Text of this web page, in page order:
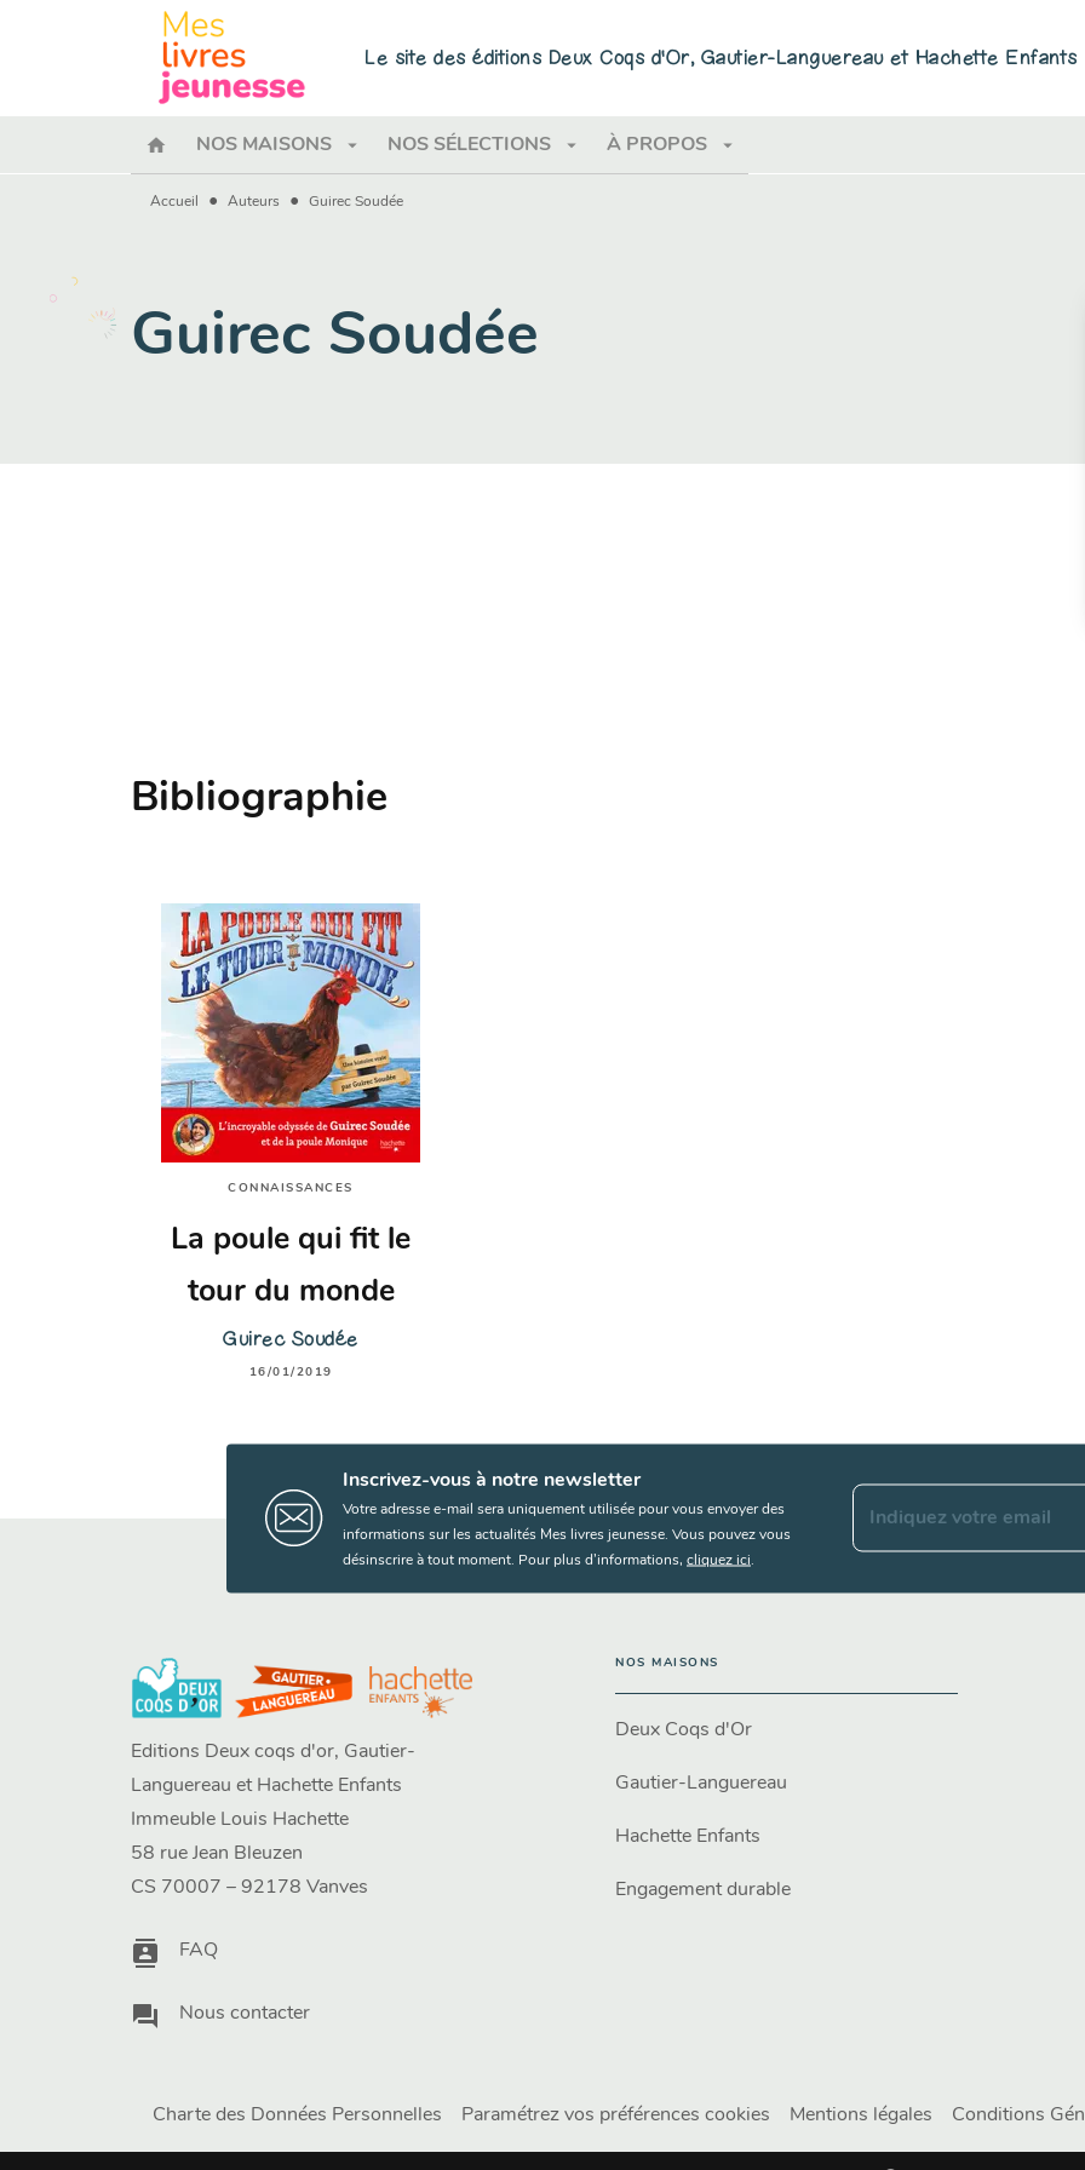
MENU
Le site des éditions Deux Coqs d'Or, Gautier-Languereau et Hachette Enfants
home NOS MAISONS arrow_drop_down NOS SÉLECTIONS arrow_drop_down À PROPOS arrow_drop_down
Accueil • Auteurs • Guirec Soudée
Guirec Soudée
Bibliographie
CONNAISSANCES
La poule qui fit le
tour du monde
Guirec Soudée
16/01/2019
Inscrivez-vous à notre newsletter
Votre adresse e-mail sera uniquement utilisée pour vous envoyer des
informations sur les actualités Mes livres jeunesse. Vous pouvez vous
désinscrire à tout moment. Pour plus d’informations, cliquez ici
Indiquez votre email
Editions Deux coqs d'or, Gautier-
Languereau et Hachette Enfants
Immeuble Louis Hachette
58 rue Jean Bleuzen
CS 70007 – 92178 Vanves
contacts FAQ
question_answer Nous contacter
NOS MAISONS
Deux Coqs d'Or
Gautier-Languereau
Hachette Enfants
Engagement durable
Charte des Données Personnelles Paramétrez vos préférences cookies Mentions légales Conditions